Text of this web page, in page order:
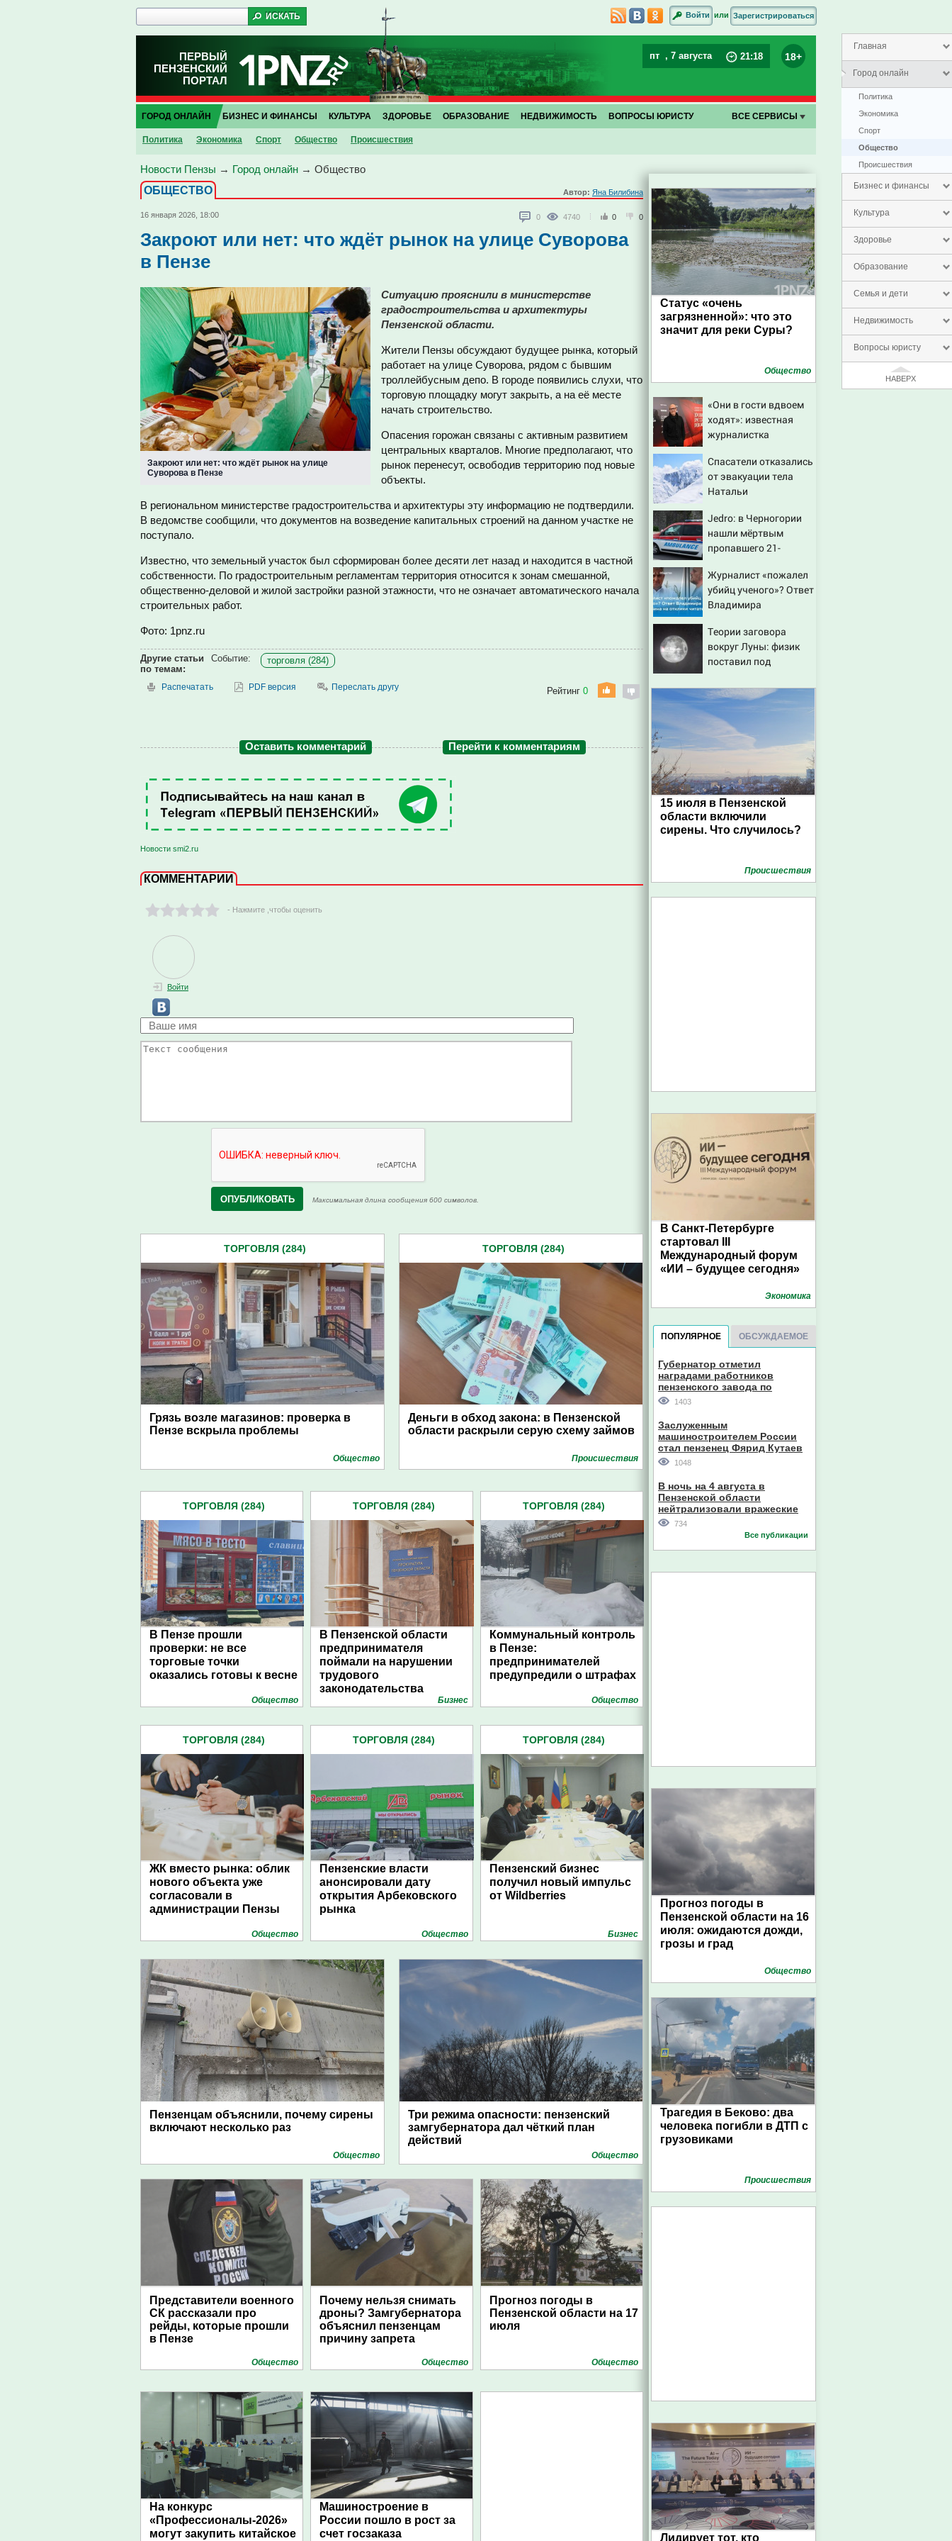
Главная
Город онлайн
Политика
Экономика
Спорт
Общество
Проиcшествия
Бизнес и финансы
Культура
Здоровье
Образование
Семья и дети
Недвижимость
Вопросы юристу
НАВЕРХ
Войти или Зарегистрироваться
ПЕРВЫЙ
ПЕНЗЕНСКИЙ
ПОРТАЛ
пт , 7 августа 21:18 18+
ГОРОД ОНЛАЙН
Политика Экономика Спорт Общество Проиcшествия
БИЗНЕС И ФИНАНСЫ КУЛЬТУРА ЗДОРОВЬЕ ОБРАЗОВАНИЕ НЕДВИЖИМОСТЬ ВОПРОСЫ ЮРИСТУ ВСЕ СЕРВИСЫ
Новости Пензы → Город онлайн → Общество
ОБЩЕСТВО
Автор: Яна Билибина
16 января 2026, 18:00 0 4740 0 0
Закроют или нет: что ждёт рынок на улице Суворова
в Пензе
Закроют или нет: что ждёт рынок на улице
Суворова в Пензе
Ситуацию прояснили в министерстве
градостроительства и архитектуры
Пензенской области.
Жители Пензы обсуждают будущее рынка, который
работает на улице Суворова, рядом с бывшим
троллейбусным депо. В городе появились слухи, что
торговую площадку могут закрыть, а на её месте
начать строительство.
Опасения горожан связаны с активным развитием
центральных кварталов. Многие предполагают, что
рынок перенесут, освободив территорию под новые
объекты.
В региональном министерстве градостроительства и архитектуры эту информацию не подтвердили.
В ведомстве сообщили, что документов на возведение капитальных строений на данном участке не
поступало.
Известно, что земельный участок был сформирован более десяти лет назад и находится в частной
собственности. По градостроительным регламентам территория относится к зонам смешанной,
общественно-деловой и жилой застройки разной этажности, что не означает автоматического начала
строительных работ.
Фото: 1pnz.ru
Другие статьи
по темам:
Событие: торговля (284)
Распечатать PDF версия Переслать другу Рейтинг 0
Оставить комментарий Перейти к комментариям
Новости smi2.ru
КОММЕНТАРИИ
- Нажмите ,чтобы оценить
Войти
Максимальная длина сообщения 600 символов.
ТОРГОВЛЯ (284)
Грязь возле магазинов: проверка в
Пензе вскрыла проблемы
Общество
ТОРГОВЛЯ (284)
Деньги в обход закона: в Пензенской
области раскрыли серую схему займов
Проиcшествия
ТОРГОВЛЯ (284)
В Пензе прошли
проверки: не все
торговые точки
оказались готовы к весне
Общество
ТОРГОВЛЯ (284)
В Пензенской области
предпринимателя
поймали на нарушении
трудового
законодательства
Бизнес
ТОРГОВЛЯ (284)
Коммунальный контроль
в Пензе:
предпринимателей
предупредили о штрафах
Общество
ТОРГОВЛЯ (284)
ЖК вместо рынка: облик
нового объекта уже
согласовали в
администрации Пензы
Общество
ТОРГОВЛЯ (284)
Пензенские власти
анонсировали дату
открытия Арбековского
рынка
Общество
ТОРГОВЛЯ (284)
Пензенский бизнес
получил новый импульс
от Wildberries
Бизнес
Пензенцам объяснили, почему сирены
включают несколько раз
Общество
Три режима опасности: пензенский
замгубернатора дал чёткий план
действий
Общество
Представители военного
СК рассказали про
рейды, которые прошли
в Пензе
Общество
Почему нельзя снимать
дроны? Замгубернатора
объяснил пензенцам
причину запрета
Общество
Прогноз погоды в
Пензенской области на 17
июля
Общество
На конкурс
«Профессионалы-2026»
могут закупить китайское
Машиностроение в
России пошло в рост за
счет госзаказа
Статус «очень
загрязненной»: что это
значит для реки Суры?
Общество
«Они в гости вдвоем
ходят»: известная
журналистка
Бондарчука и
Исаковой
Спасатели отказались
от эвакуации тела
Натальи
семитысячника
Jedro: в Черногории
нашли мёртвым
пропавшего 21-
Журналист «пожалел
убийц ученого»? Ответ
Владимира
читателей
Теории заговора
вокруг Луны: физик
поставил под
NASA
15 июля в Пензенской
области включили
сирены. Что случилось?
Проиcшествия
В Санкт-Петербурге
стартовал III
Международный форум
«ИИ – будущее сегодня»
Экономика
ПОПУЛЯРНОЕ ОБСУЖДАЕМОЕ
Губернатор отметил
наградами работников
пензенского завода по
производству станков
1403
Заслуженным
машиностроителем России
стал пензенец Фярид Кутаев
1048
В ночь на 4 августа в
Пензенской области
нейтрализовали вражеские
дроны
734
Все публикации
Прогноз погоды в
Пензенской области на 16
июля: ожидаются дожди,
грозы и град
Общество
Трагедия в Беково: два
человека погибли в ДТП с
грузовиками
Проиcшествия
Лидирует тот, кто